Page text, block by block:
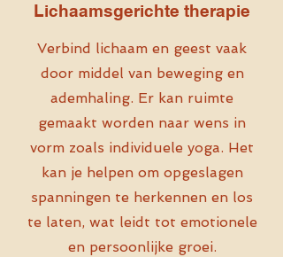
Lichaamsgerichte therapie
Verbind lichaam en geest vaak
door middel van beweging en
ademhaling. Er kan ruimte
gemaakt worden naar wens in
vorm zoals individuele yoga. Het
kan je helpen om opgeslagen
spanningen te herkennen en los
te laten, wat leidt tot emotionele
en persoonlijke groei.